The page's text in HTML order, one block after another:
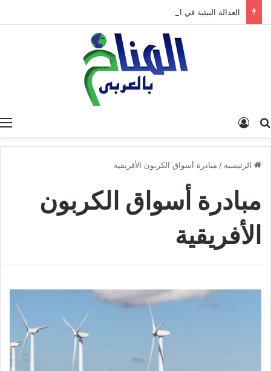
البحث عن
الرئيسية / مبادرة أسواق الكربون الأفريقية
مبادرة أسواق الكربون
الأفريقية